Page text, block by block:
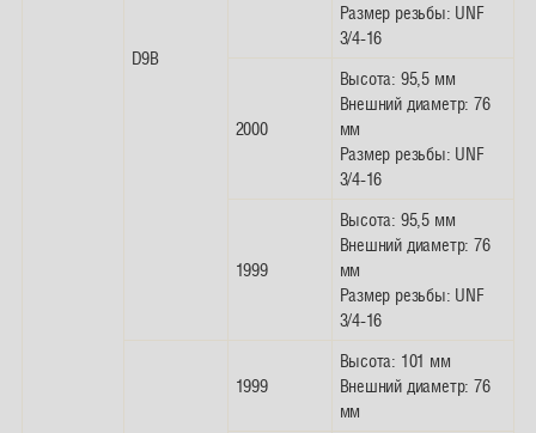
D9B
Размер резьбы: UNF
3/4-16
2000
Высота: 95,5 мм
Внешний диаметр: 76
мм
Размер резьбы: UNF
3/4-16
1999
Высота: 95,5 мм
Внешний диаметр: 76
мм
Размер резьбы: UNF
3/4-16
1999
Высота: 101 мм
Внешний диаметр: 76
мм